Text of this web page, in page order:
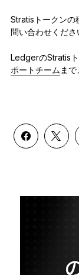
Stratisトークンの
問い合わせくださ
LedgerのStratisト
ポートチーム まで